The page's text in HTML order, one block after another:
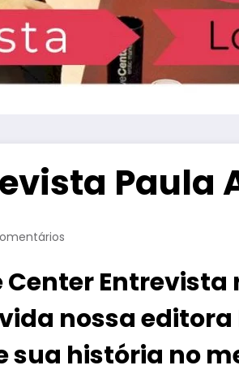
Paula
Center Entrevista
nossa
sua história no